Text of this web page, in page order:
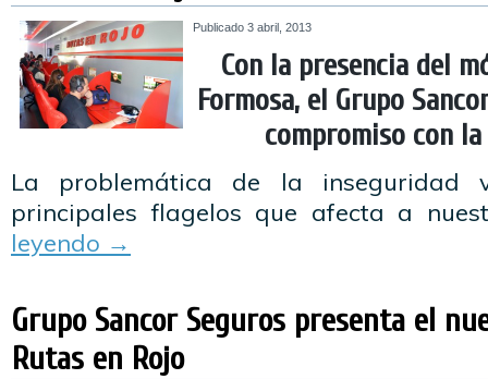
Publicado 3 abril, 2013
Con la presencia del
Formosa, el Grupo
compromiso con
La problemática de la
principales flagelos que afecta a
leyendo →
Grupo Sancor Seguros presenta el
Rutas en Rojo